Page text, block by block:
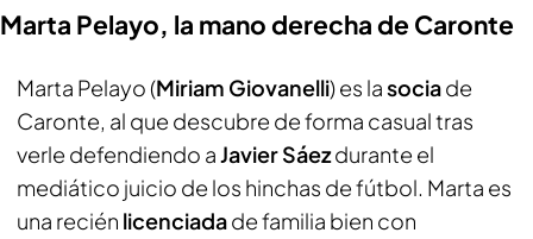
Marta Pelayo, la mano derecha de Caronte
Marta Pelayo (Miriam Giovanelli) es lasociade
Caronte, al que descubre de forma casual tras
verle defendiendo aJavier Sáezdurante el
mediático juicio de los hinchas de fútbol. Marta es
una recién licenciadade familia bien con